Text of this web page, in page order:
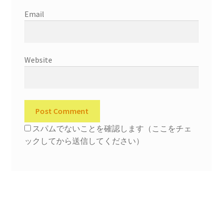
Email
Website
スパムでないことを確認します（ここをチェ
ックしてから送信してください）